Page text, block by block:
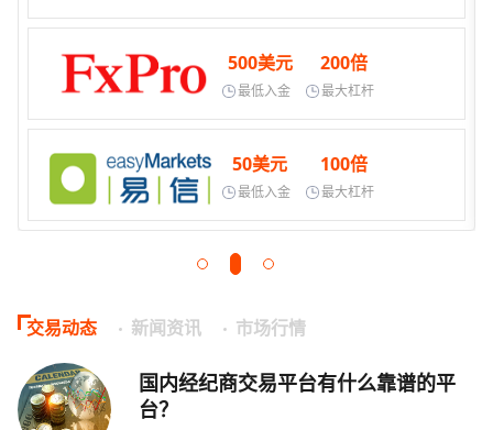
500美元
最低入金
200倍
最大杠杆
50美元
最低入金
100倍
最大杠杆
交易动态 新闻资讯 市场行情
国内经纪商交易平台有什么靠谱的平
台？